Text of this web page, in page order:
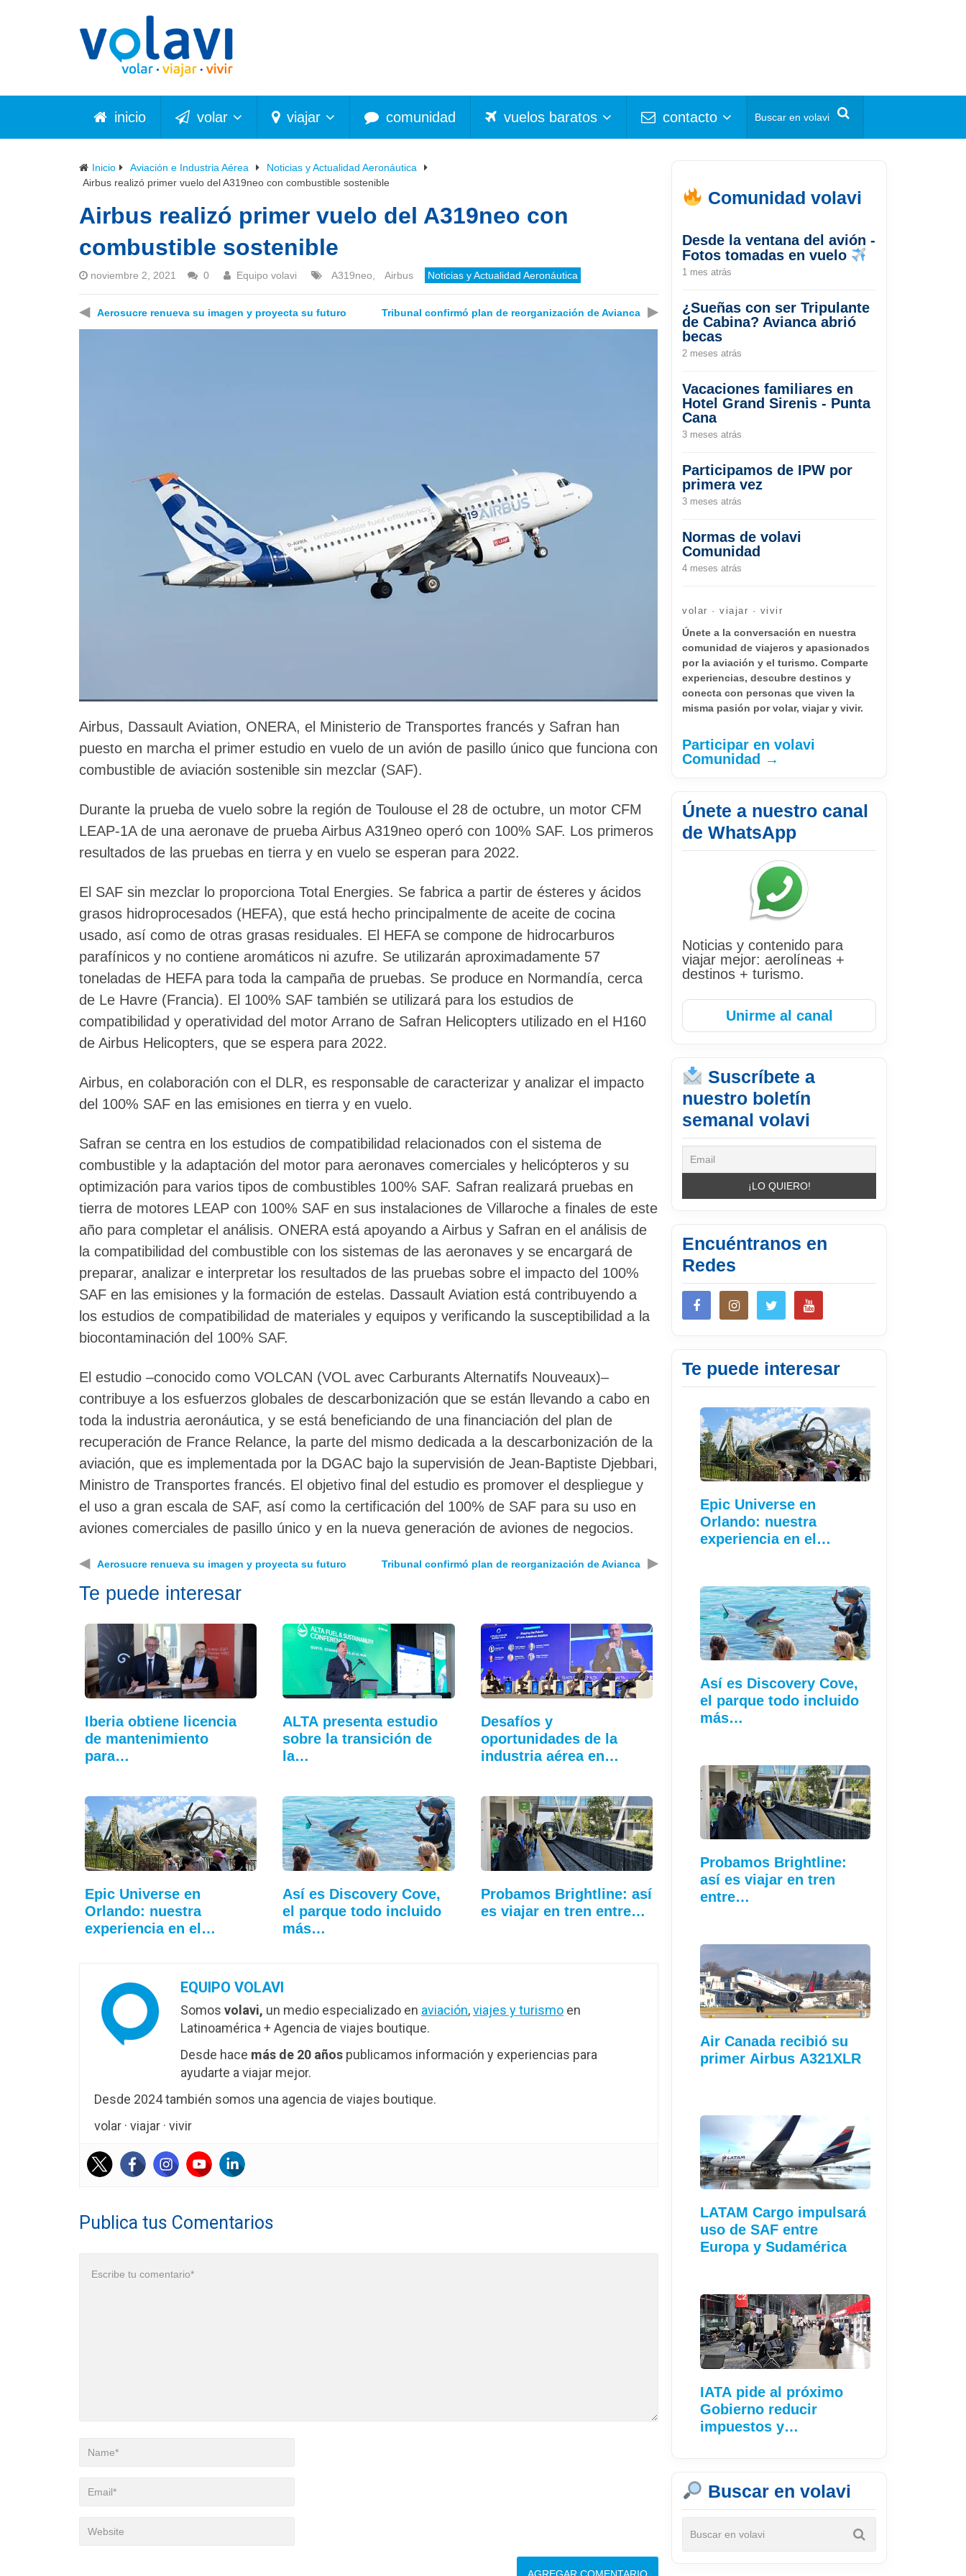
inicio volar viajar comunidad vuelos baratos contacto
Inicio Aviación e Industria Aérea
Noticias y Actualidad Aeronáutica
Airbus realizó primer vuelo del A319neo con combustible sostenible
Airbus realizó primer vuelo del A319neo con
combustible sostenible
noviembre 2, 2021 0 Equipo volavi A319neo Airbus Noticias y Actualidad Aeronáutica
◀ Aerosucre renueva su imagen y proyecta su futuro Tribunal confirmó plan de reorganización de Avianca ▶
Airbus, Dassault Aviation, ONERA, el Ministerio de Transportes francés y Safran han
puesto en marcha el primer estudio en vuelo de un avión de pasillo único que funciona con
combustible de aviación sostenible sin mezclar (SAF).
Durante la prueba de vuelo sobre la región de Toulouse el 28 de octubre, un motor CFM
LEAP-1A de una aeronave de prueba Airbus A319neo operó con 100% SAF. Los primeros
resultados de las pruebas en tierra y en vuelo se esperan para 2022.
El SAF sin mezclar lo proporciona Total Energies. Se fabrica a partir de ésteres y ácidos
grasos hidroprocesados (HEFA), que está hecho principalmente de aceite de cocina
usado, así como de otras grasas residuales. El HEFA se compone de hidrocarburos
parafínicos y no contiene aromáticos ni azufre. Se utilizarán aproximadamente 57
toneladas de HEFA para toda la campaña de pruebas. Se produce en Normandía, cerca
de Le Havre (Francia). El 100% SAF también se utilizará para los estudios de
compatibilidad y operatividad del motor Arrano de Safran Helicopters utilizado en el H160
de Airbus Helicopters, que se espera para 2022.
Airbus, en colaboración con el DLR, es responsable de caracterizar y analizar el impacto
del 100% SAF en las emisiones en tierra y en vuelo.
Safran se centra en los estudios de compatibilidad relacionados con el sistema de
combustible y la adaptación del motor para aeronaves comerciales y helicópteros y su
optimización para varios tipos de combustibles 100% SAF. Safran realizará pruebas en
tierra de motores LEAP con 100% SAF en sus instalaciones de Villaroche a finales de este
año para completar el análisis. ONERA está apoyando a Airbus y Safran en el análisis de
la compatibilidad del combustible con los sistemas de las aeronaves y se encargará de
preparar, analizar e interpretar los resultados de las pruebas sobre el impacto del 100%
SAF en las emisiones y la formación de estelas. Dassault Aviation está contribuyendo a
los estudios de compatibilidad de materiales y equipos y verificando la susceptibilidad a la
biocontaminación del 100% SAF.
El estudio –conocido como VOLCAN (VOL avec Carburants Alternatifs Nouveaux)–
contribuye a los esfuerzos globales de descarbonización que se están llevando a cabo en
toda la industria aeronáutica, y se está beneficiando de una financiación del plan de
recuperación de France Relance, la parte del mismo dedicada a la descarbonización de la
aviación, que es implementada por la DGAC bajo la supervisión de Jean-Baptiste Djebbari,
Ministro de Transportes francés. El objetivo final del estudio es promover el despliegue y
el uso a gran escala de SAF, así como la certificación del 100% de SAF para su uso en
aviones comerciales de pasillo único y en la nueva generación de aviones de negocios.
◀ Aerosucre renueva su imagen y proyecta su futuro Tribunal confirmó plan de reorganización de Avianca ▶
Te puede interesar
Iberia obtiene licencia
de mantenimiento
para…
ALTA presenta estudio
sobre la transición de
la…
Desafíos y
oportunidades de la
industria aérea en…
Epic Universe en
Orlando: nuestra
experiencia en el…
Así es Discovery Cove,
el parque todo incluido
más…
Probamos Brightline: así
es viajar en tren entre…
EQUIPO VOLAVI
Somos volavi, un medio especializado en aviación,viajes y turismo en
Latinoamérica + Agencia de viajes boutique.
Desde hace más de 20 años publicamos información y experiencias para
ayudarte a viajar mejor.
Desde 2024 también somos una agencia de viajes boutique.
volar · viajar · vivir
Publica tus Comentarios
Comunidad volavi
Desde la ventana del avión -
Fotos tomadas en vuelo
1 mes atrás
¿Sueñas con ser Tripulante
de Cabina? Avianca abrió
becas
2 meses atrás
Vacaciones familiares en
Hotel Grand Sirenis - Punta
Cana
3 meses atrás
Participamos de IPW por
primera vez
3 meses atrás
Normas de volavi
Comunidad
4 meses atrás
volar · viajar · vivir
Únete a la conversación en nuestra
comunidad de viajeros y apasionados
por la aviación y el turismo. Comparte
experiencias, descubre destinos y
conecta con personas que viven la
misma pasión por volar, viajar y vivir.
Participar en volavi
Comunidad →
Únete a nuestro canal
de WhatsApp
Noticias y contenido para
viajar mejor: aerolíneas +
destinos + turismo.
Unirme al canal
Suscríbete a
nuestro boletín
semanal volavi
Encuéntranos en
Redes
Te puede interesar
Epic Universe en
Orlando: nuestra
experiencia en el…
Así es Discovery Cove,
el parque todo incluido
más…
Probamos Brightline:
así es viajar en tren
entre…
Air Canada recibió su
primer Airbus A321XLR
LATAM Cargo impulsará
uso de SAF entre
Europa y Sudamérica
IATA pide al próximo
Gobierno reducir
impuestos y…
Buscar en volavi